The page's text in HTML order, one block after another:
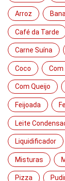
Arroz
Café da Tarde
Carne Suína
Coco Com
Com Queijo
Feijoada
Leite
Liquidificador
Misturas
Pizza